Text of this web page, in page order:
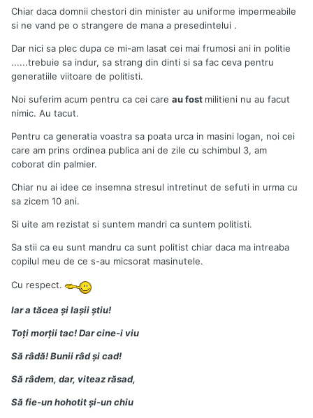
Chiar daca domnii chestori din minister au uniforme impermeabile
si ne vand pe o strangere de mana a presedintelui .
Dar nici sa plec dupa ce mi-am lasat cei mai frumosi ani in politie
......trebuie sa indur, sa strang din dinti si sa fac ceva pentru
generatiile viitoare de politisti.
Noi suferim acum pentru ca cei care au fost militieni nu au facut
nimic. Au tacut.
Pentru ca generatia voastra sa poata urca in masini logan, noi cei
care am prins ordinea publica ani de zile cu schimbul 3, am
coborat din palmier.
Chiar nu ai idee ce insemna stresul intretinut de sefuti in urma cu
sa zicem 10 ani.
Si uite am rezistat si suntem mandri ca suntem politisti.
Sa stii ca eu sunt mandru ca sunt politist chiar daca ma intreaba
copilul meu de ce s-au micsorat masinutele.
Cu respect.
Iar a tăcea şi laşii ştiu!
Toţi morţii tac! Dar cine-i viu
Să râdă! Bunii râd şi cad!
Să râdem, dar, viteaz răsad,
Să fie-un hohotit şi-un chiu